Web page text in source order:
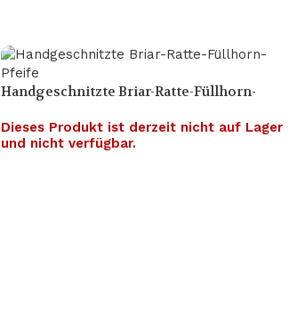
Handgeschnitzte Briar-Ratte-Füllhorn-
Dieses Produkt ist derzeit nicht auf Lager
und nicht verfügbar.